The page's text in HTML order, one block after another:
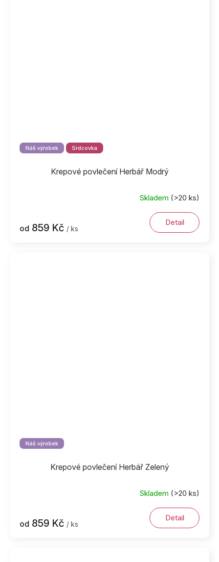
Náš výrobek Srdcovka
Krepové povlečení Herbář Modrý
Skladem (>20 ks)
od 859 Kč / ks
Detail
Náš výrobek
Krepové povlečení Herbář Zelený
Skladem (>20 ks)
od 859 Kč / ks
Detail